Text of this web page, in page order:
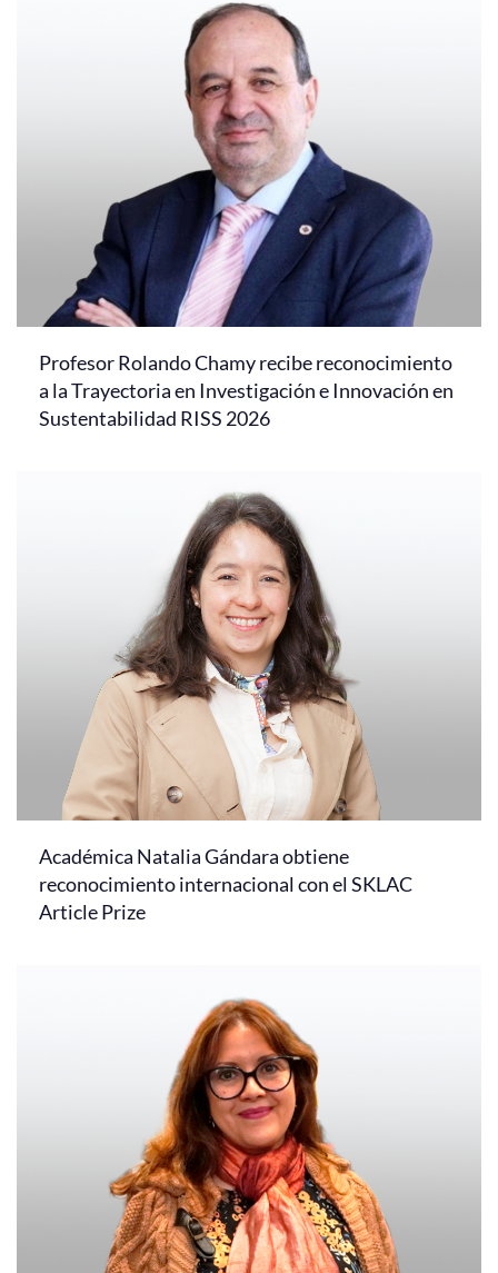
Profesor Rolando Chamy recibe reconocimiento
a la Trayectoria en Investigación e Innovación en
Sustentabilidad RISS 2026
Académica Natalia Gándara obtiene
reconocimiento internacional con el SKLAC
Article Prize